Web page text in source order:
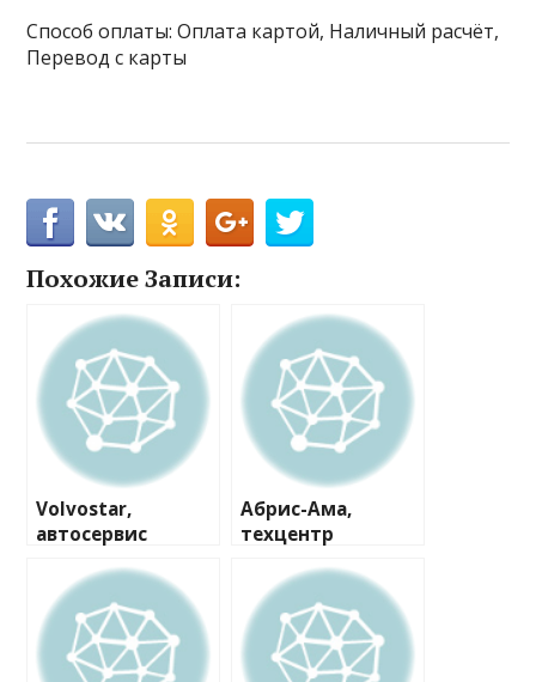
Способ оплаты: Оплата картой, Наличный расчёт,
Перевод с карты
Похожие Записи:
Volvostar,
автосервис
Абрис-Ама,
техцентр